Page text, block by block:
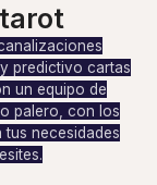
predictivo cartas
un equipo de
palero, con los
necesidades